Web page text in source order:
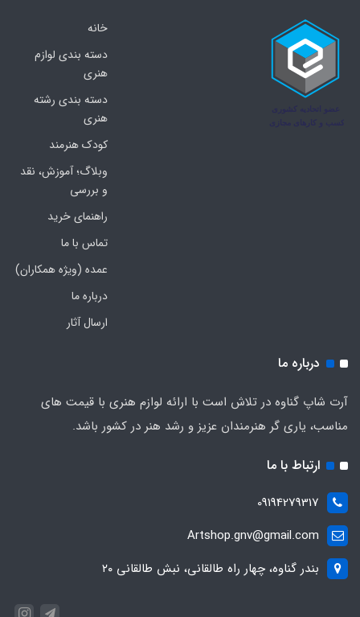
خانه
دسته بندی لوازم
هنری
دسته بندی رشته
هنری
کودک هنرمند
وبلاگ؛ آموزش، نقد
و بررسی
راهنمای خرید
تماس با ما
عمده (ویژه همکاران)
درباره ما
ارسال آثار
درباره ما
آرت شاپ گناوه در تلاش است با ارائه لوازم هنری با قیمت های
مناسب، یاری گر هنرمندان عزیز و رشد هنر در کشور باشد.
ارتباط با ما
09194279317
Artshop.gnv@gmail.com
بندر گناوه، چهار راه طالقانی، نبش طالقانی ۲۰